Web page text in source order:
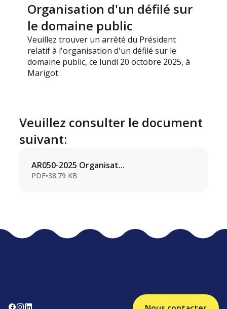
Organisation d'un défilé sur
le domaine public
Veuillez trouver un arrêté du Président
relatif à l'organisation d'un défilé sur le
domaine public, ce lundi 20 octobre 2025, à
Marigot.
Veuillez consulter le document
suivant:
AR050-2025 Organisat...
PDF•38.79 KB